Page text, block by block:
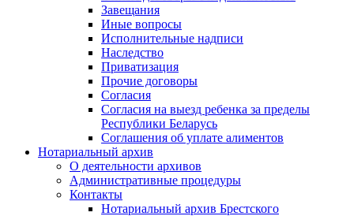
Завещания
Иные вопросы
Исполнительные надписи
Наследство
Приватизация
Прочие договоры
Согласия
Согласия на выезд ребенка за пределы
Республики Беларусь
Соглашения об уплате алиментов
Нотариальный архив
О деятельности архивов
Административные процедуры
Контакты
Нотариальный архив Брестского